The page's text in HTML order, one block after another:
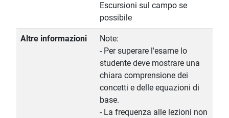
Escursioni sul campo se
possibile
Altre informazioni
Note:
- Per superare l'esame lo
studente deve mostrare una
chiara comprensione dei
concetti e delle equazioni di
base.
- La frequenza alle lezioni non